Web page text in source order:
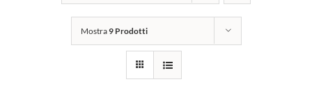
Mostra9 Prodotti